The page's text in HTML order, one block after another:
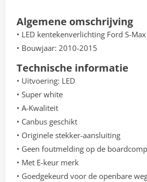
Algemene omschrijving
• LED kentekenverlichting Ford S-Max
• Bouwjaar: 2010-2015
Technische informatie
• Uitvoering: LED
• Super white
• A-Kwaliteit
• Canbus geschikt
• Originele stekker-aansluiting
• Geen foutmelding op de
• Met E-keur merk
• Goedgekeurd voor de openbare